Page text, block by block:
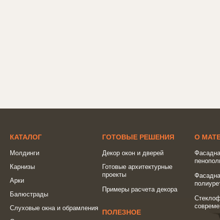
КАТАЛОГ
Молдинги
Карнизы
Арки
Балюстрады
Слуховые окна и обрамления
ГОТОВЫЕ РЕШЕНИЯ
Декор окон и дверей
Готовые архитектурные
проекты
Примеры расчета декора
ПОЛЕЗНОЕ
О